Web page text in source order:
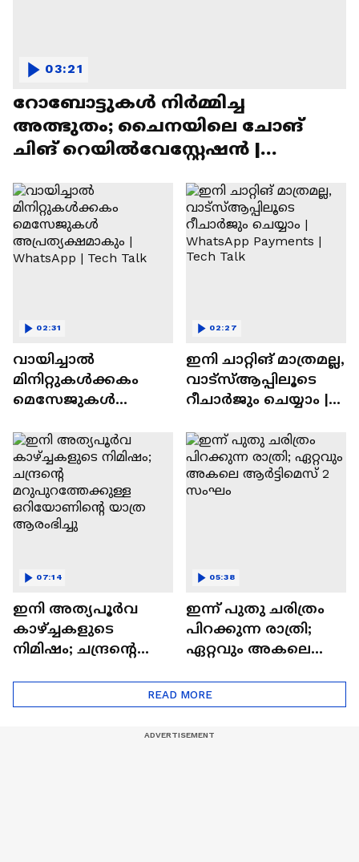
റോബോട്ടുകൾ നിർമ്മിച്ച
അത്ഭുതം; ചൈനയിലെ ചോങ്
ചിങ് റെയിൽവേസ്റ്റേഷൻ |
03:21
വായിച്ചാൽ
മിനിറ്റുകൾക്കകം
മെസേജുകള്‍
WhatsApp | Tech Talk
02:31
ഇനി ചാറ്റിങ് മാത്രമല്ല,
വാട്‌സ്‌ആപ്പിലൂടെ
റീചാർജും ചെയ്യാം |
Tech Talk
02:27
ഇനി അത്യപൂര്‍വ
കാഴ്ച്ചകളുടെ
നിമിഷം; ചന്ദ്രന്റെ
ഒറിയോണിന്റെ യാത്ര
ആരംഭിച്ചു
07:14
ഇന്ന് പുതു ചരിത്രം
പിറക്കുന്ന രാത്രി;
ഏറ്റവും അകലെ
05:38
READ MORE